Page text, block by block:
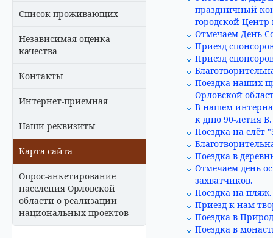
Список проживающих
Независимая оценка
качества
Контакты
Интернет-приемная
Наши реквизиты
Карта сайта
Опрос-анкетирование
населения Орловской
области о реализации
национальных проектов
праздничный
городской
Отмечаем День
Приезд
Приезд
Поездка наших
Орловской
В нашем
к дню 90-летия
Поездка на слёт
Поездка в
Отмечаем день
захватчиков.
Поездка на пляж.
Приезд к нам
Поездка в
Поездка в